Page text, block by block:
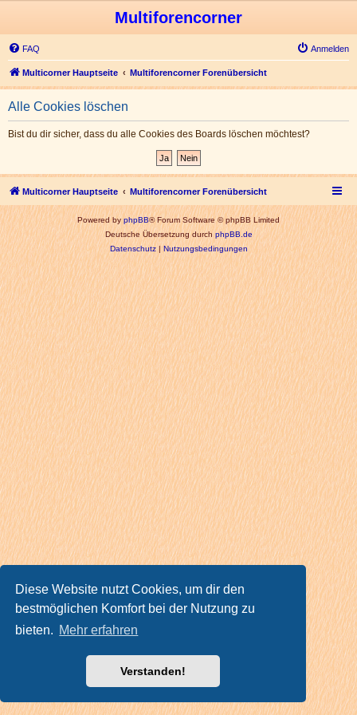
Diese Website nutzt Cookies, um dir den
bestmöglichen Komfort bei der Nutzung zu
bieten. Mehr erfahren
Verstanden!
Multiforencorner
FAQ Anmelden
Multicorner Hauptseite Multiforencorner Forenübersicht
Alle Cookies löschen
Bist du dir sicher, dass du alle Cookies des Boards löschen möchtest?
Multicorner Hauptseite Multiforencorner Forenübersicht
Powered byphpBB® Forum Software © phpBB Limited
Deutsche Übersetzung durchphpBB.de
Datenschutz|Nutzungsbedingungen